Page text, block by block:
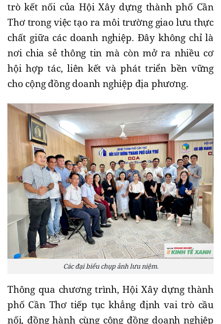
trò kết nối của Hội Xây dựng thành phố Cần
Thơ trong việc tạo ra môi trường giao lưu thực
chất giữa các doanh nghiệp. Đây không chỉ là
nơi chia sẻ thông tin mà còn mở ra nhiều cơ
hội hợp tác, liên kết và phát triển bền vững
cho cộng đồng doanh nghiệp địa phương.
Các đại biểu chụp ảnh lưu niệm.
Thông qua chương trình, Hội Xây dựng thành
phố Cần Thơ tiếp tục khẳng định vai trò cầu
nối, đồng hành cùng cộng đồng doanh nghiệp